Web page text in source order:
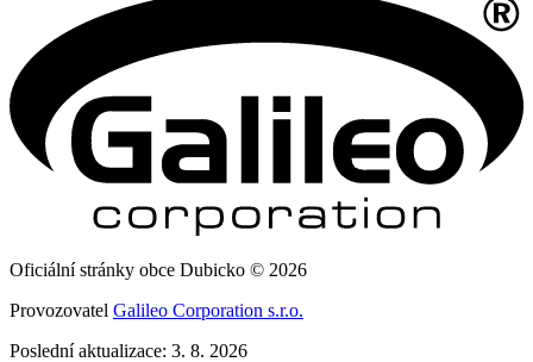
Oficiální stránky obce Dubicko © 2026
Provozovatel Galileo Corporation s.r.o.
Poslední aktualizace: 3. 8. 2026